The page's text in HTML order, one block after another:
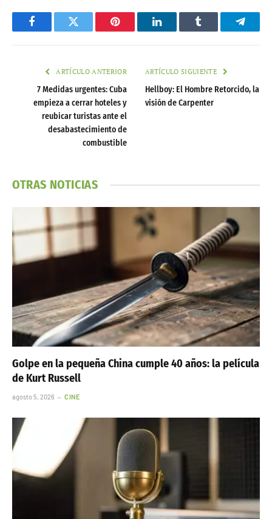
FacebookTwitter Pinterest LinkedInTumblr
ARTÍCULO ANTERIOR
7 Medidas urgentes: Cuba
empieza a cerrar hoteles y
reubicar turistas ante el
desabastecimiento de
combustible
ARTÍCULO SIGUIENTE
Hellboy: El Hombre Retorcido, la
visión de Carpenter
OTRAS NOTICIAS
Golpe en la pequeña China cumple 40 años: la película
de Kurt Russell
agosto 5, 2026 CINE